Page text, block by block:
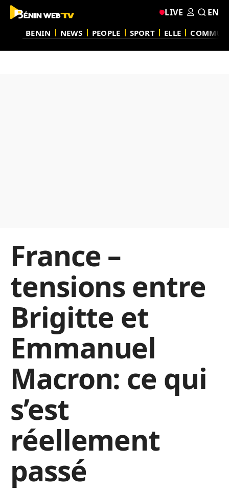
BENIN NEWS PEOPLE SPORT ELLE
LIVE EN
France –
tensions entre
Brigitte et
Emmanuel
Macron: ce qui
s’est
réellement
passé